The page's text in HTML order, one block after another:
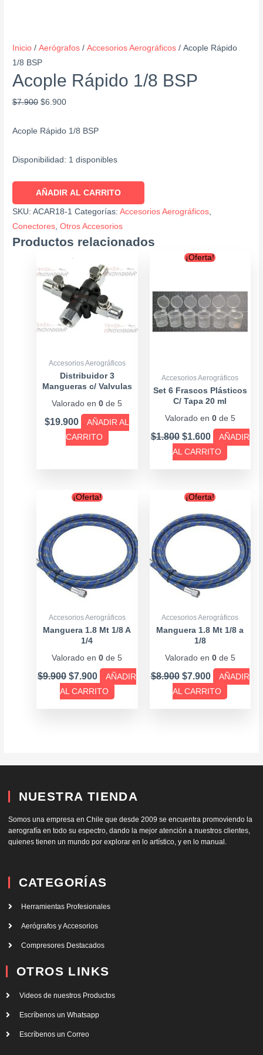
Inicio /Aerógrafos /Accesorios Aerográficos / Acople Rápido
1/8 BSP
Acople Rápido 1/8 BSP
$7.900 $6.900
Acople Rápido 1/8 BSP
Disponibilidad: 1 disponibles
AÑADIR AL CARRITO
SKU:ACAR18-1 Categorías:Accesorios Aerográficos,
Conectores,Otros Accesorios
Productos relacionados
Accesorios Aerográficos
Distribuidor 3
Mangueras c/ Valvulas
Valorado en0 de 5
$19.900
AÑADIR AL
CARRITO
¡Oferta!
Accesorios Aerográficos
Set 6 Frascos Plásticos
C/ Tapa 20 ml
Valorado en 0de 5
$1.800
Original
$1.800.
$1.600
Current
$1.600.
AÑADIR
AL CARRITO
¡Oferta!
Accesorios Aerográficos
Manguera 1.8 Mt 1/8 A
1/4
Valorado en0 de 5
$9.900
Original
was:
$9.900.
$7.900
Current
is:
$7.900.
AÑADIR
AL CARRITO
¡Oferta!
Accesorios Aerográficos
Manguera 1.8 Mt 1/8 a
1/8
Valorado en 0de 5
$8.900
Original
was:
$8.900.
$7.900
Current
is:
$7.900.
AÑADIR
AL CARRITO
NUESTRA TIENDA
Somos una empresa en Chile que desde 2009 se encuentra promoviendo la
aerografía en todo su espectro, dando la mejor atención a nuestros clientes,
quienes tienen un mundo por explorar en lo artístico, y en lo manual.
CATEGORÍAS
Herramientas Profesionales
Aerógrafos y Accesorios
Compresores Destacados
OTROS LINKS
Videos de nuestros Productos
Escríbenos un Whatsapp
Escríbenos un Correo